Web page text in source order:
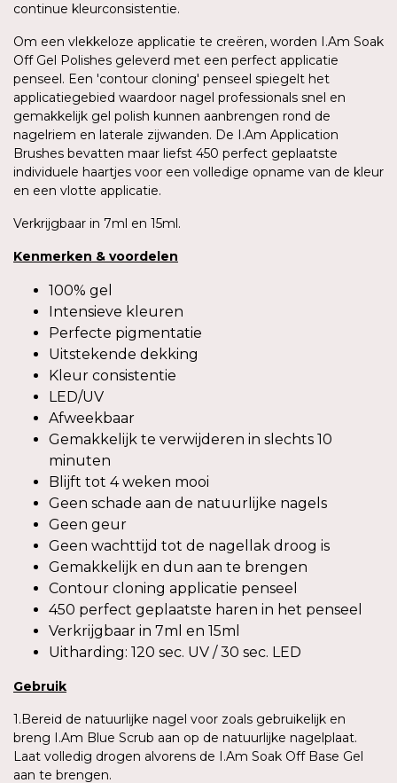
continue kleurconsistentie.
Om een vlekkeloze applicatie te creëren, worden I.Am Soak
Off Gel Polishes geleverd met een perfect applicatie
penseel. Een 'contour cloning' penseel spiegelt het
applicatiegebied waardoor nagel professionals snel en
gemakkelijk gel polish kunnen aanbrengen rond de
nagelriem en laterale zijwanden. De I.Am Application
Brushes bevatten maar liefst 450 perfect geplaatste
individuele haartjes voor een volledige opname van de kleur
en een vlotte applicatie.
Verkrijgbaar in 7ml en 15ml.
Kenmerken & voordelen
100% gel
Intensieve kleuren
Perfecte pigmentatie
Uitstekende dekking
Kleur consistentie
LED/UV
Afweekbaar
Gemakkelijk te verwijderen in slechts 10
minuten
Blijft tot 4 weken mooi
Geen schade aan de natuurlijke nagels
Geen geur
Geen wachttijd tot de nagellak droog is
Gemakkelijk en dun aan te brengen
Contour cloning applicatie penseel
450 perfect geplaatste haren in het penseel
Verkrijgbaar in 7ml en 15ml
Uitharding: 120 sec. UV / 30 sec. LED
Gebruik
1.Bereid de natuurlijke nagel voor zoals gebruikelijk en
breng I.Am Blue Scrub aan op de natuurlijke nagelplaat.
Laat volledig drogen alvorens de I.Am Soak Off Base Gel
aan te brengen.